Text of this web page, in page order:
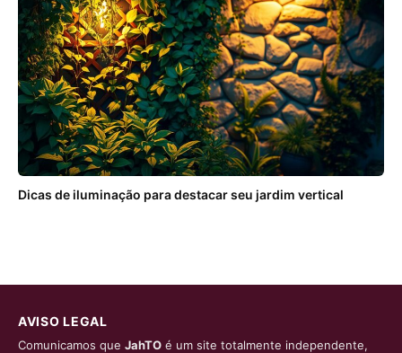
Dicas de iluminação para destacar seu jardim vertical
AVISO LEGAL
Comunicamos que JahTO é um site totalmente independente,